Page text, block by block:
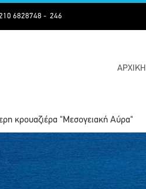
6828748 - 246
ΑΡΧΙΚΉ
κρουαζιέρα "Μεσογειακή Αύρα"